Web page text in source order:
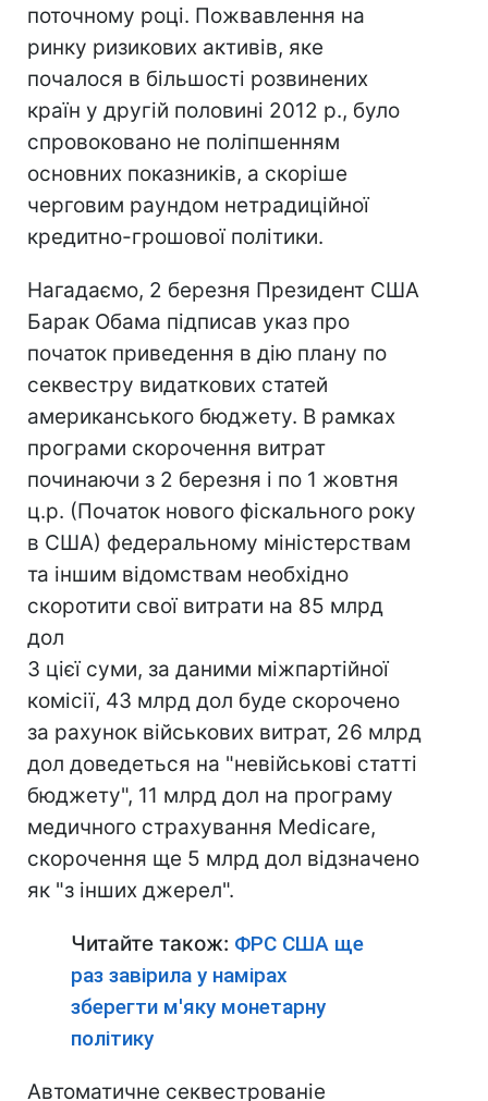
поточному році. Пожвавлення на
ринку ризикових активів, яке
почалося в більшості розвинених
країн у другій половині 2012 р., було
спровоковано не поліпшенням
основних показників, а скоріше
черговим раундом нетрадиційної
кредитно-грошової політики.
Нагадаємо, 2 березня Президент США
Барак Обама підписав указ про
початок приведення в дію плану по
секвестру видаткових статей
американського бюджету. В рамках
програми скорочення витрат
починаючи з 2 березня і по 1 жовтня
ц.р. (Початок нового фіскального року
в США) федеральному міністерствам
та іншим відомствам необхідно
скоротити свої витрати на 85 млрд
дол
З цієї суми, за даними міжпартійної
комісії, 43 млрд дол буде скорочено
за рахунок військових витрат, 26 млрд
дол доведеться на "невійськові статті
бюджету", 11 млрд дол на програму
медичного страхування Medicare,
скорочення ще 5 млрд дол відзначено
як "з інших джерел".
Читайте також: ФРС США ще
раз завірила у намірах
зберегти м'яку монетарну
політику
Автоматичне секвестрованіе